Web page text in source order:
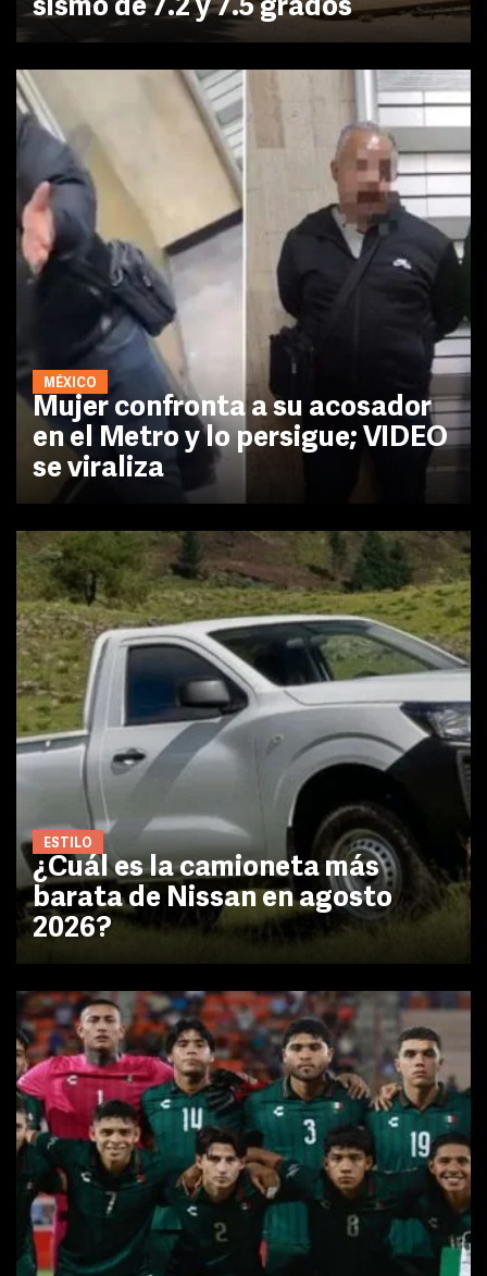
sismo de 7.2 y 7.5 grados
MÉXICO
Mujer confronta a su acosador
en el Metro y lo persigue; VIDEO
se viraliza
ESTILO
¿Cuál es la camioneta más
barata de Nissan en agosto
2026?